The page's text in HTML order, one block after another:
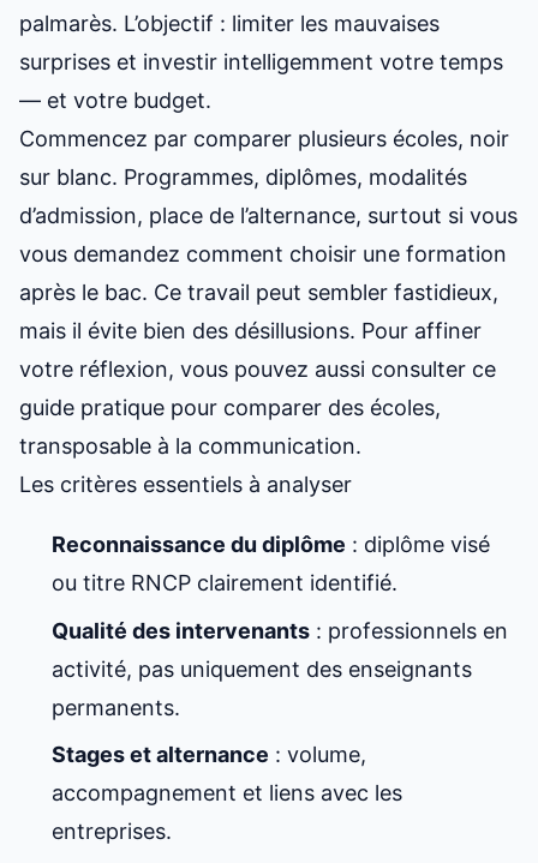
palmarès. L’objectif : limiter les mauvaises
surprises et investir intelligemment votre temps
— et votre budget.
Commencez par comparer plusieurs écoles, noir
sur blanc. Programmes, diplômes, modalités
d’admission, place de l’alternance, surtout si vous
vous demandez comment choisir une formation
après le bac. Ce travail peut sembler fastidieux,
mais il évite bien des désillusions. Pour affiner
votre réflexion, vous pouvez aussi consulter ce
guide pratique pour comparer des écoles,
transposable à la communication.
Les critères essentiels à analyser
Reconnaissance du diplôme : diplôme visé
ou titre RNCP clairement identifié.
Qualité des intervenants : professionnels en
activité, pas uniquement des enseignants
permanents.
Stages et alternance : volume,
accompagnement et liens avec les
entreprises.